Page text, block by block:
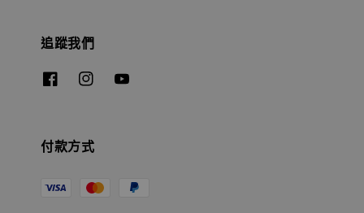
追蹤我們
付款方式